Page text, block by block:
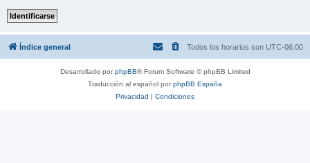
Índice general Todos los horarios son UTC-06:00
Desarrollado porphpBB® Forum Software © phpBB Limited
Traducción al español porphpBB España
Privacidad | Condiciones